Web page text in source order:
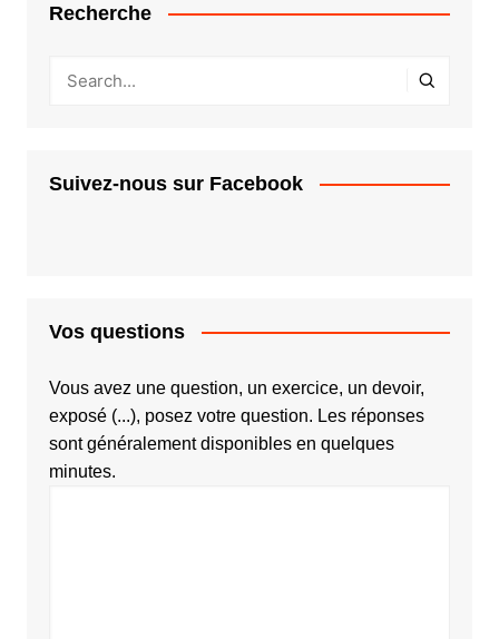
Recherche
Suivez-nous sur Facebook
Vos questions
Vous avez une question, un exercice, un devoir,
exposé (...), posez votre question. Les réponses
sont généralement disponibles en quelques
minutes.